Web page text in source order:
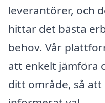
leverantörer, och
hittar det bästa
behov. Vår
att enkelt jämföra
ditt område, så